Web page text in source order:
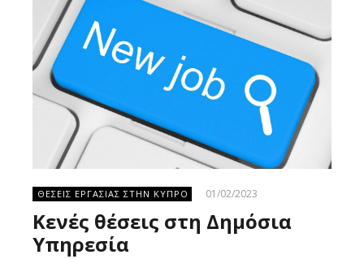
ΘΕΣΕΙΣ ΕΡΓΑΣΙΑΣ ΣΤΗΝ ΚΥΠΡΟ 01/02/2023
Κενές θέσεις στη Δημόσια
Υπηρεσία